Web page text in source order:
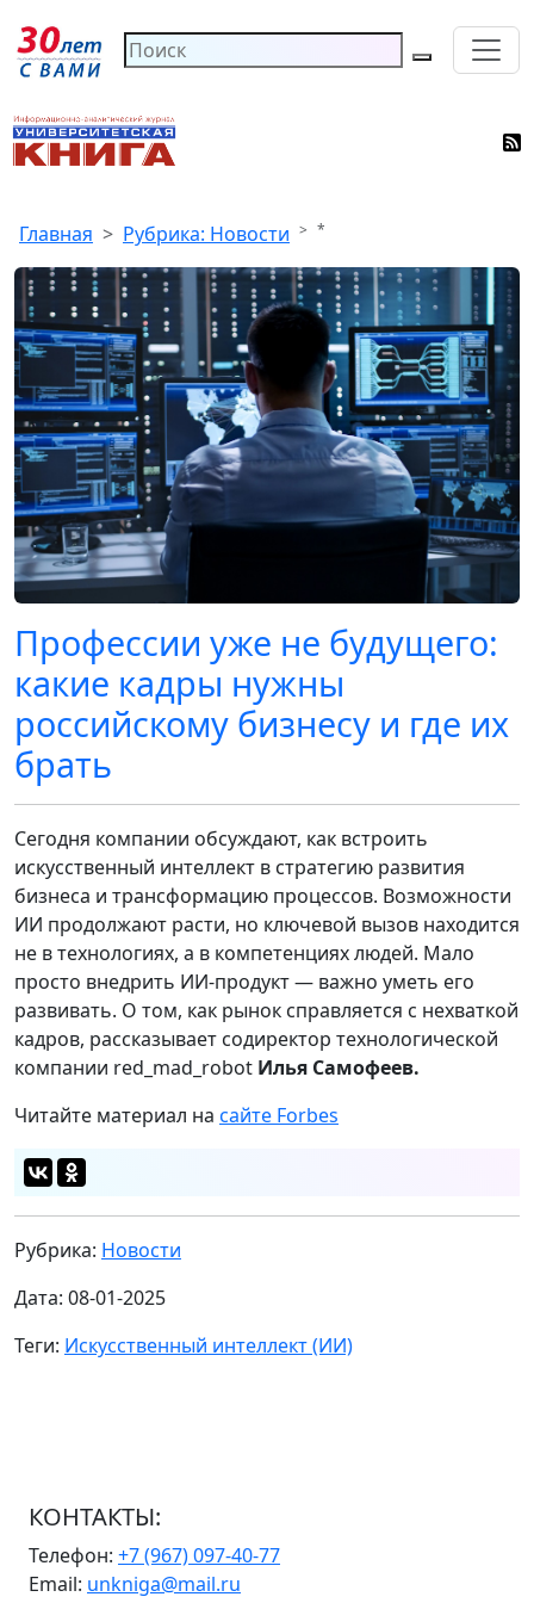
Главная Рубрика: Новости *
Профессии уже не будущего:
какие кадры нужны
российскому бизнесу и где их
брать
Сегодня компании обсуждают, как встроить
искусственный интеллект в стратегию развития
бизнеса и трансформацию процессов. Возможности
ИИ продолжают расти, но ключевой вызов находится
не в технологиях, а в компетенциях людей. Мало
просто внедрить ИИ-продукт — важно уметь его
развивать. О том, как рынок справляется с нехваткой
кадров, рассказывает coдиректор технологической
компании red_mad_robot Илья Самофеев.
Читайте материал на сайте Forbes
Рубрика: Новости
Дата: 08-01-2025
Теги: Искусственный интеллект (ИИ)
КОНТАКТЫ:
Телефон: +7 (967) 097-40-77
Email: unkniga@mail.ru